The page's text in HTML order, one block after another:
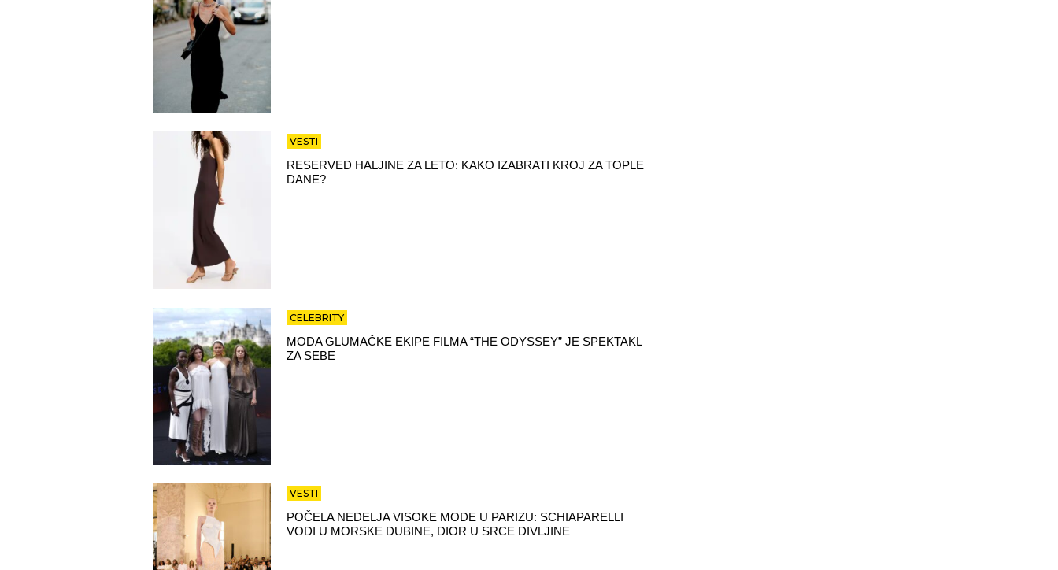
VESTI
RESERVED HALJINE ZA LETO: KAKO IZABRATI KROJ ZA TOPLE
DANE?
CELEBRITY
MODA GLUMAČKE EKIPE FILMA “THE ODYSSEY” JE SPEKTAKL
ZA SEBE
VESTI
POČELA NEDELJA VISOKE MODE U PARIZU: SCHIAPARELLI
VODI U MORSKE DUBINE, DIOR U SRCE DIVLJINE